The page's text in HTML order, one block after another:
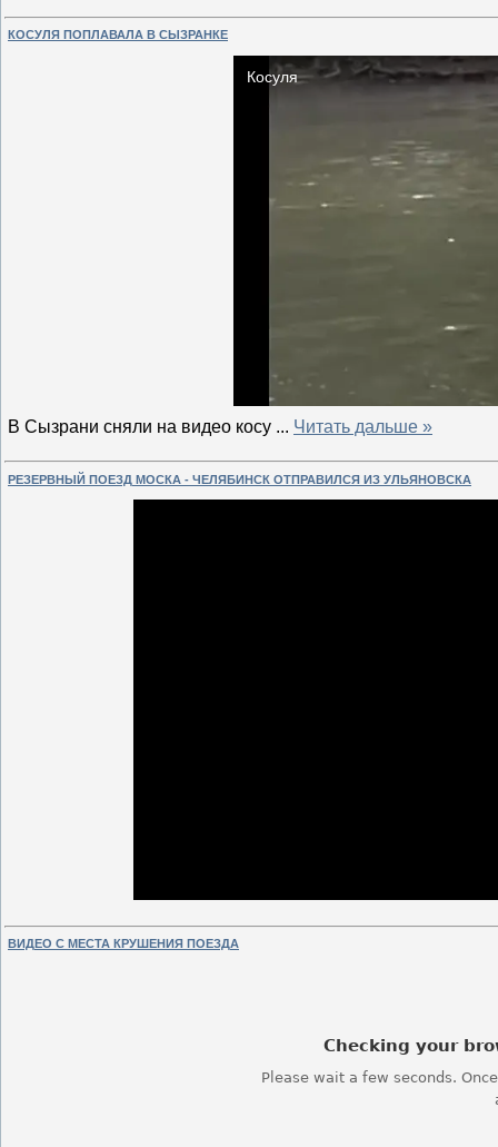
КОСУЛЯ ПОПЛАВАЛА В СЫЗРАНКЕ
В Сызрани сняли на видео косу ... Читать дальше »
РЕЗЕРВНЫЙ ПОЕЗД МОСКА - ЧЕЛЯБИНСК ОТПРАВИЛСЯ ИЗ УЛЬЯНОВСКА
ВИДЕО С МЕСТА КРУШЕНИЯ ПОЕЗДА